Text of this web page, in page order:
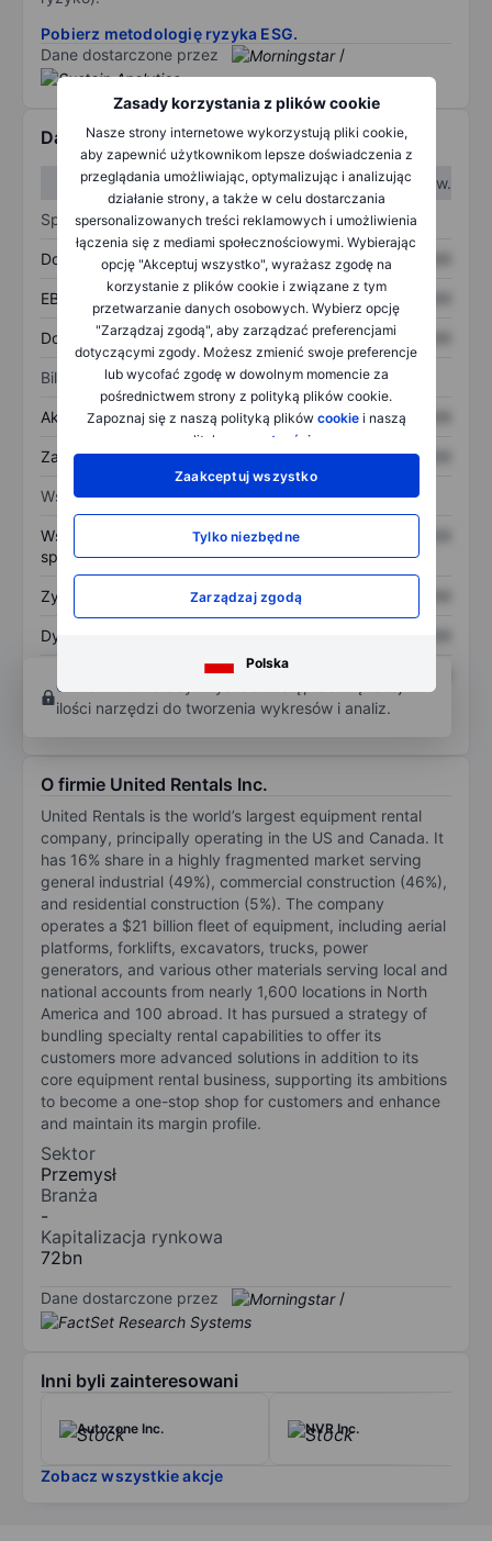
Zasady korzystania z plików cookie
Nasze strony internetowe wykorzystują pliki cookie,
aby zapewnić użytkownikom lepsze doświadczenia z
przeglądania umożliwiając, optymalizując i analizując
działanie strony, a także w celu dostarczania
spersonalizowanych treści reklamowych i umożliwienia
łączenia się z mediami społecznościowymi. Wybierając
opcję "Akceptuj wszystko", wyrażasz zgodę na
korzystanie z plików cookie i związane z tym
przetwarzanie danych osobowych. Wybierz opcję
"Zarządzaj zgodą", aby zarządzać preferencjami
dotyczącymi zgody. Możesz zmienić swoje preferencje
lub wycofać zgodę w dowolnym momencie za
pośrednictwem strony z polityką plików cookie.
Zapoznaj się z naszą polityką plików cookiei naszą
polityką
prywatności
Zaakceptuj wszystko
Tylko niezbędne
Zarządzaj zgodą
Polska
Pobierz metodologię ryzyka ESG.
Dane dostarczone przez
/
Dane finansowe
W I kw.
W II kw.
Sprawozdanie z zysków
Dochód XXXXXXX XXXXXXX
EBITDA XXXXXXX
Dochód netto XXXXXXX XXXXXXX
Bilans
Aktywa ogółem XXXXXXX XXXXXXX
Zadłużenie ogółem XXXXXXX XXXXXXX
Wskaźniki
Współczynnik cena do
sprzedaży
XXXXXXX
Zysk na akcję XXXXXXX
Dywidenda na akcję
własnego
XXXXXXX
Otwórz konto
ilości narzędzi do tworzenia wykresów i analiz.
O firmie United Rentals Inc.
United Rentals is the world’s largest equipment rental
company, principally operating in the US and Canada. It
has 16% share in a highly fragmented market serving
general industrial (49%), commercial construction (46%),
and residential construction (5%). The company
operates a $21 billion fleet of equipment, including aerial
platforms, forklifts, excavators, trucks, power
generators, and various other materials serving local and
national accounts from nearly 1,600 locations in North
America and 100 abroad. It has pursued a strategy of
bundling specialty rental capabilities to offer its
customers more advanced solutions in addition to its
core equipment rental business, supporting its ambitions
to become a one-stop shop for customers and enhance
and maintain its margin profile.
Sektor
Przemysł
Branża
-
Kapitalizacja rynkowa
72bn
Dane dostarczone przez /
Inni byli zainteresowani
Autozone Inc. NVR Inc.
Zobacz wszystkie akcje